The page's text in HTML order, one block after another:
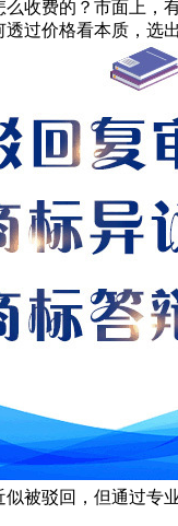
收费的？市面上，
过价格看本质，选
被驳回，但通过专